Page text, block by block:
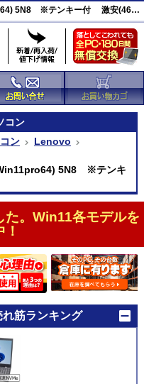
【即納パソコン】ThinkPad L580 (Win11pro64) 5N8 ※テンキー付 激安(46089)
コン
ン
Lenovo
5N8 ※テンキ
。Win11各モデルを
筋ランキング